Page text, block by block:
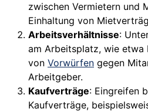
zwischen Vermietern und
Einhaltung von
Arbeitsverhältnisse:
am Arbeitsplatz, wie etwa
von Vorwürfen gegen
Arbeitgeber.
Kaufverträge: Eingreifen
Kaufverträge,